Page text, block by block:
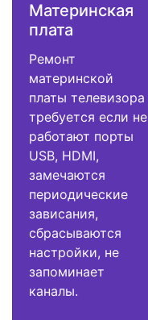
Материнская
плата
Ремонт
материнской
платы телевизора
требуется если не
работают порты
USB, HDMI,
замечаются
периодические
зависания,
сбрасываются
настройки, не
запоминает
каналы.